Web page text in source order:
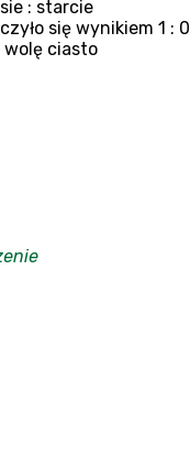
: starcie
się wynikiem 1 : 0
ciasto